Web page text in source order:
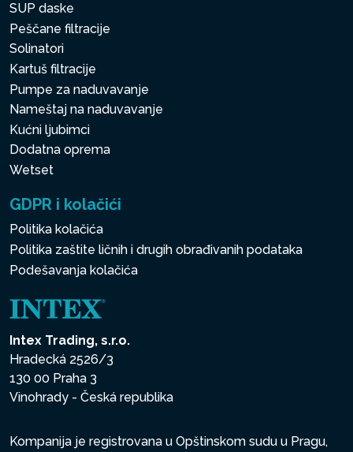
SUP daske
Peščane filtracije
Solinatori
Kartuš filtracije
Pumpe za naduvavanje
Nameštaj na naduvavanje
Kućni ljubimci
Dodatna oprema
Wetset
GDPR i kolačići
Politika kolačića
Politika zaštite ličnih i drugih obrađivanih podataka
Podešavanja kolačića
Intex Trading, s.r.o.
Hradecká 2526/3
130 00 Praha 3
Vinohrady - Česká republika
Kompanija je registrovana u Opštinskom sudu u Pragu,